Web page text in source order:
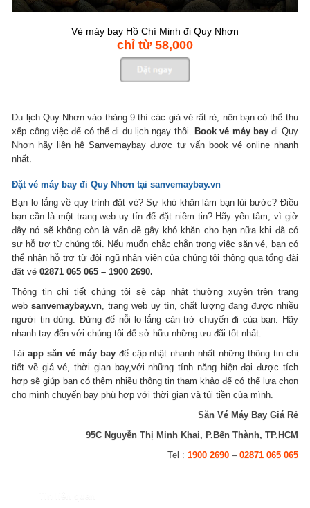
Vé máy bay Hồ Chí Minh đi Quy Nhơn
chỉ từ 58,000
Du lịch Quy Nhơn vào tháng 9 thì các giá vé rất rẻ, nên bạn có thể thu
xếp công việc để có thể đi du lịch ngay thôi.
Book vé máy bay đi Quy
Nhơn hãy liên hệ Sanvemaybay được tư vấn book vé online nhanh
nhất.
Đặt vé máy bay đi Quy Nhơn tại sanvemaybay.vn
Bạn lo lắng về quy trình đặt vé? Sự khó khăn làm bạn lùi bước? Điều
bạn cần là một trang web uy tín để đặt niềm tin? Hãy yên tâm, vì giờ
đây nó sẽ không còn là vấn đề gây khó khăn cho bạn nữa khi đã có
sự hỗ trợ từ chúng tôi. Nếu muốn chắc chắn trong việc săn vé, bạn có
thể nhận hỗ trợ từ đội ngũ nhân viên của chúng tôi thông qua tổng đài
đặt vé02871 065 065 – 1900 2690.
Thông tin chi tiết chúng tôi sẽ cập nhật thường xuyên trên trang
websanvemaybay.vn , trang web uy tín, chất lượng đang được nhiều
người tin dùng. Đừng để nỗi lo lắng cản trở chuyến đi của bạn. Hãy
nhanh tay đến với chúng tôi để sở hữu những ưu đãi tốt nhất.
Tảiapp săn vé máy bayđể cập nhật nhanh nhất những thông tin chi
tiết về giá vé, thời gian bay,với những tính năng hiện đại được tích
hợp sẽ giúp bạn có thêm nhiều thông tin tham khảo để có thể lựa chọn
cho mình chuyến bay phù hợp với thời gian và túi tiền của mình.
Săn Vé Máy Bay Giá Rẻ
95C Nguyễn Thị Minh Khai, P.Bến Thành, TP.HCM
Tel : 1900 2690– 02871 065 065